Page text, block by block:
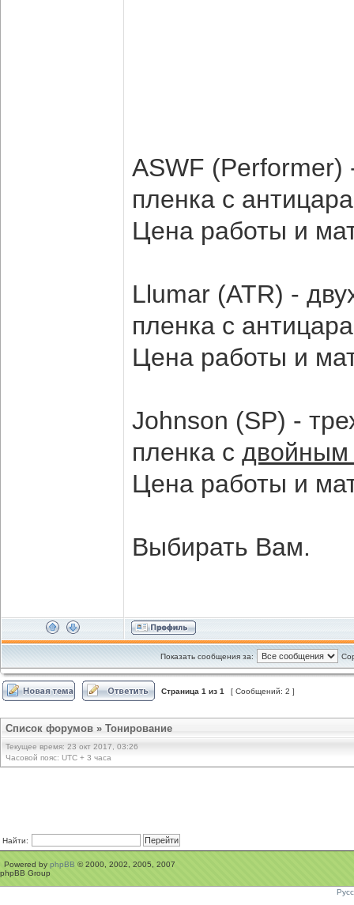
ASWF (Performer)
пленка с
Цена работы и
Llumar (ATR) -
пленка с
Цена работы и
Johnson (SP) -
пленка с двойным
Цена работы и
Выбирать Вам.
Показать сообщения за:
Страница 1 из 1 [ Сообщений: 2 ]
Список форумов » Тонирование
Текущее время: 23 окт 2017, 03:26
Часовой пояс: UTC + 3 часа
Найти:
Powered by phpBB © 2000, 2002, 2005, 2007
phpBB Group